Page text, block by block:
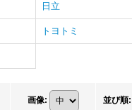
日立
トヨトミ
画像: 並び順: